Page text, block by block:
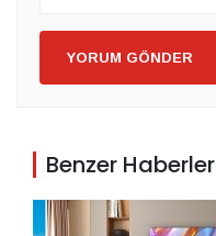
YORUM GÖNDER
Benzer Haberler